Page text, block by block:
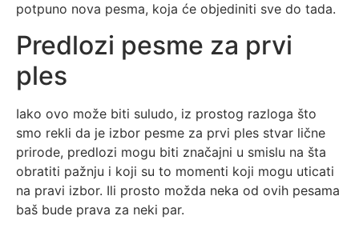
potpuno nova pesma, koja će objediniti sve do tada.
Predlozi pesme za prvi
ples
Iako ovo može biti suludo, iz prostog razloga što
smo rekli da je izbor pesme za prvi ples stvar lične
prirode, predlozi mogu biti značajni u smislu na šta
obratiti pažnju i koji su to momenti koji mogu uticati
na pravi izbor. Ili prosto možda neka od ovih pesama
baš bude prava za neki par.